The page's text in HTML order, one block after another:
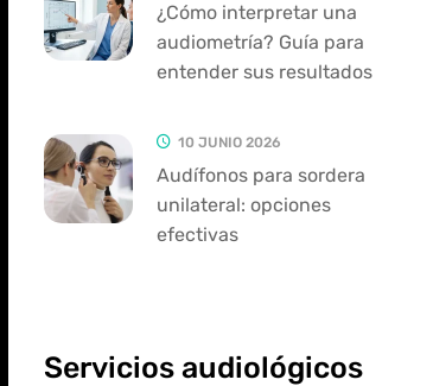
¿Cómo interpretar una
audiometría? Guía para
entender sus resultados
10 JUNIO 2026
Audífonos para sordera
unilateral: opciones
efectivas
Servicios audiológicos